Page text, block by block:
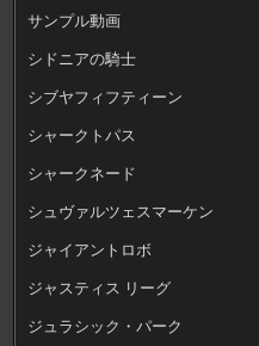
サンプル動画
シドニアの騎士
シブヤフィフティーン
シャークトパス
シャークネード
シュヴァルツェスマーケン
ジャイアントロボ
ジャスティス リーグ
ジュラシック・パーク